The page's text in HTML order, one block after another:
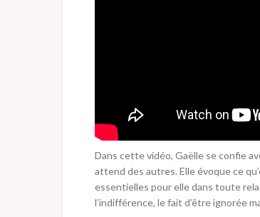
Dans cette vidéo, Gaëlle se confie
attend des autres. Elle évoque ce
essentielles pour elle dans toute
l’indifférence, le fait d’être ignorée